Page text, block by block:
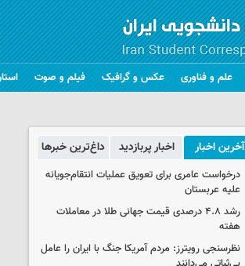
علم و فناوری عکس و گرافیک فیلم و صوت
آخرین اخبار اخبار پربازدید داغ‌ترین خبرها
درخواست عامری برای تعویق عملیات انتقام‌جویانه
علیه عربستان
رشد ۴.۸ درصدی قیمت جهانی طلا در معاملات
هفته
نظرسنجی رویترز: مردم آمریکا جنگ با ایران را عامل